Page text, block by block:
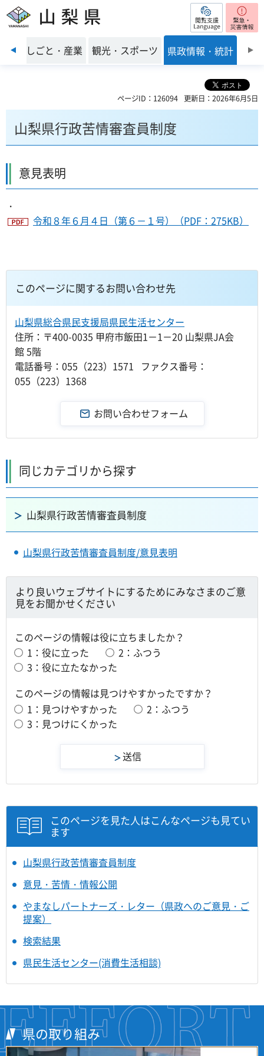
山梨県 閲覧支援
前のスライドを表示
境 しごと・産業 観光・スポーツ 県政情報・統計
ページID：126094 更新日：2026年6月5日
山梨県行政苦情審査員制度
意見表明
・
令和８年６月４日（第６－１号）（PDF：275KB）
このページに関するお問い合わせ先
山梨県総合県民支援局県民生活センター
住所：〒400-0035 甲府市飯田1－1－20 山梨県JA会
館 5階
電話番号：055（223）1571 ファクス番号：
055（223）1368
同じカテゴリから探す
山梨県行政苦情審査員制度
山梨県行政苦情審査員制度/意見表明
より良いウェブサイトにするためにみなさまのご意
見をお聞かせください
このページの情報は役に立ちましたか？
1：役に立った
2：ふつう
3：役に立たなかった
このページの情報は見つけやすかったですか？
1：見つけやすかった
2：ふつう
3：見つけにくかった
このページを見た人はこんなページも見てい
ます
山梨県行政苦情審査員制度
意見・苦情・情報公開
やまなしパートナーズ・レター（県政へのご意見・ご
提案）
検索結果
県民生活センター(消費生活相談)
県の取り組み